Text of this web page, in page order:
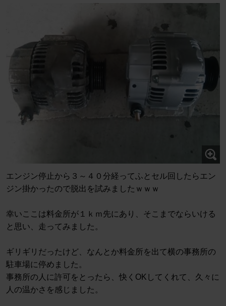
エンジン停止から３～４０分経ってふとセル回したらエン
ジン掛かったので脱出を試みましたｗｗｗ
幸いここは料金所が１ｋｍ先にあり、そこまでならいける
と思い、走ってみました。
ギリギリだったけど、なんとか料金所を出て横の事務所の
駐車場に停めました。
事務所の人に許可をとったら、快くOKしてくれて、久々に
人の温かさを感じました。